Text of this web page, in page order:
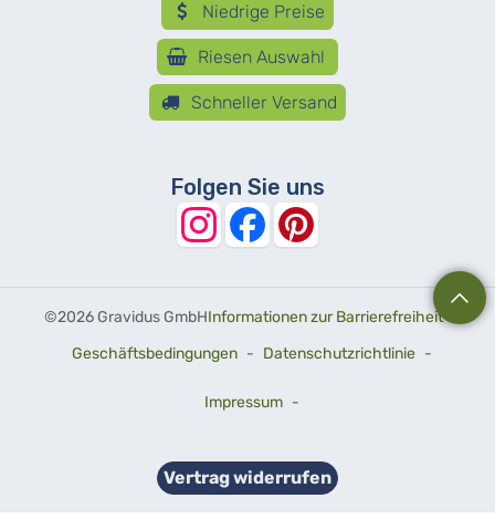
Niedrige Preise
Riesen Auswahl
Schneller Versand
Folgen Sie uns
©2026 Gravidus GmbHInformationen zur Barrierefreiheit-
Geschäftsbedingungen - Datenschutzrichtlinie -
Impressum -
Vertrag widerrufen